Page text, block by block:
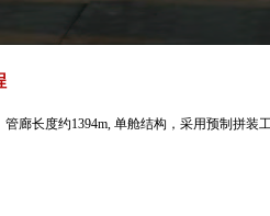
廊长度约1394m, 单舱结构，采用预制拼